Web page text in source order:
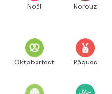
Noël Norouz
Oktoberfest Pâques